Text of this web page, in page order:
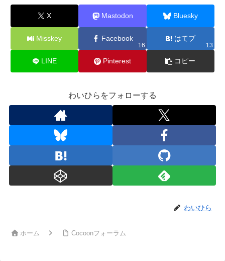
X Mastodon Bluesky
Misskey Facebook
16
はてブ
13
LINE Pinterest コピー
わいひらをフォローする
わいひら
ホーム Cocoonフォーラム